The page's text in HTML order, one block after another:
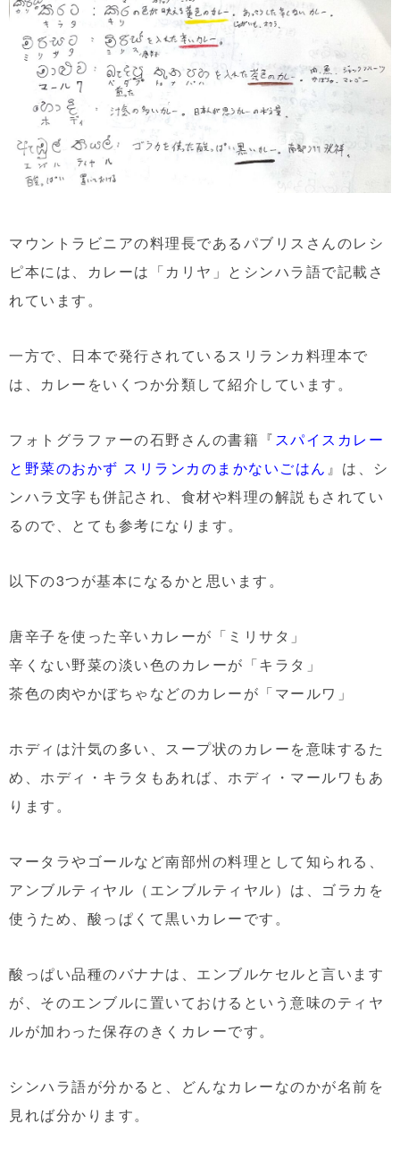
マウントラビニアの料理長であるパブリスさんのレシ
ピ本には、カレーは「カリヤ」とシンハラ語で記載さ
れています。
一方で、日本で発行されているスリランカ料理本で
は、カレーをいくつか分類して紹介しています。
フォトグラファーの石野さんの書籍『スパイスカレー
と野菜のおかず スリランカのまかないごはん 』は、シ
ンハラ文字も併記され、食材や料理の解説もされてい
るので、とても参考になります。
以下の3つが基本になるかと思います。
唐辛子を使った辛いカレーが「ミリサタ」
辛くない野菜の淡い色のカレーが「キラタ」
茶色の肉やかぼちゃなどのカレーが「マールワ」
ホディは汁気の多い、スープ状のカレーを意味するた
め、ホディ・キラタもあれば、ホディ・マールワもあ
ります。
マータラやゴールなど南部州の料理として知られる、
アンブルティヤル（エンブルティヤル）は、ゴラカを
使うため、酸っぱくて黒いカレーです。
酸っぱい品種のバナナは、エンブルケセルと言います
が、そのエンブルに置いておけるという意味のティヤ
ルが加わった保存のきくカレーです。
シンハラ語が分かると、どんなカレーなのかが名前を
見れば分かります。